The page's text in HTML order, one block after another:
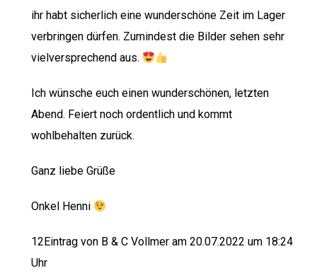
ihr habt sicherlich eine wunderschöne Zeit im Lager
verbringen dürfen. Zumindest die Bilder sehen sehr
vielversprechend aus.
Ich wünsche euch einen wunderschönen, letzten
Abend. Feiert noch ordentlich und kommt
wohlbehalten zurück.
Ganz liebe Grüße
Onkel Henni
12Eintrag von B & C Vollmer am 20.07.2022 um 18:24
Uhr